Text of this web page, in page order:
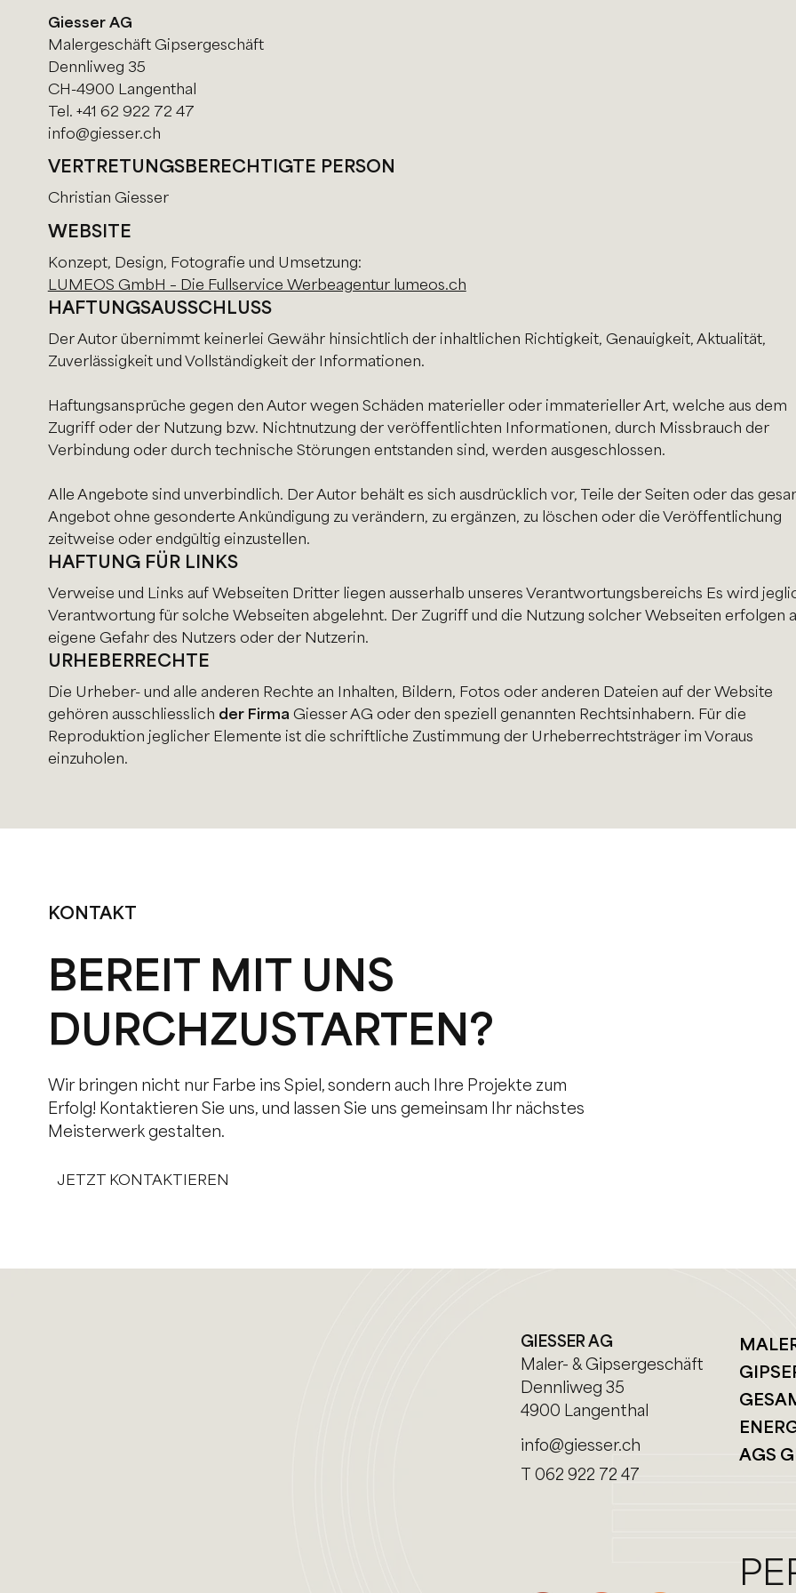
Giesser AG
Malergeschäft Gipsergeschäft
Dennliweg 35
CH-4900 Langenthal
Tel. +41 62 922 72 47
info@giesser.ch
VERTRETUNGSBERECHTIGTE PERSON
Christian Giesser
WEBSITE
Konzept, Design, Fotografie und Umsetzung:
LUMEOS GmbH – Die Fullservice Werbeagentur lumeos.ch
HAFTUNGSAUSSCHLUSS
Der Autor übernimmt keinerlei Gewähr hinsichtlich der inhaltlichen Richtigkeit, Genauigkeit, Aktualität,
Zuverlässigkeit und Vollständigkeit der Informationen.
Haftungsansprüche gegen den Autor wegen Schäden materieller oder immaterieller Art, welche aus dem
Zugriff oder der Nutzung bzw. Nichtnutzung der veröffentlichten Informationen, durch Missbrauch der
Verbindung oder durch technische Störungen entstanden sind, werden ausgeschlossen.
Alle Angebote sind unverbindlich. Der Autor behält es sich ausdrücklich vor, Teile der Seiten oder das
Angebot ohne gesonderte Ankündigung zu verändern, zu ergänzen, zu löschen oder die Veröffentlichung
zeitweise oder endgültig einzustellen.
HAFTUNG FÜR LINKS
Verweise und Links auf Webseiten Dritter liegen ausserhalb unseres Verantwortungsbereichs Es wird
Verantwortung für solche Webseiten abgelehnt. Der Zugriff und die Nutzung solcher Webseiten erfolgen
eigene Gefahr des Nutzers oder der Nutzerin.
URHEBERRECHTE
Die Urheber- und alle anderen Rechte an Inhalten, Bildern, Fotos oder anderen Dateien auf der Website
gehören ausschliesslich der Firma Giesser AG oder den speziell genannten Rechtsinhabern. Für die
Reproduktion jeglicher Elemente ist die schriftliche Zustimmung der Urheberrechtsträger im Voraus
einzuholen.
KONTAKT
BEREIT MIT UNS
DURCHZUSTARTEN?
Wir bringen nicht nur Farbe ins Spiel, sondern auch Ihre Projekte zum
Erfolg! Kontaktieren Sie uns, und lassen Sie uns gemeinsam Ihr nächstes
Meisterwerk gestalten.
JETZT KONTAKTIEREN
GIESSER AG
Maler- & Gipsergeschäft
Dennliweg 35
4900 Langenthal
info@giesser.ch
T 062 922 72 47
AGS